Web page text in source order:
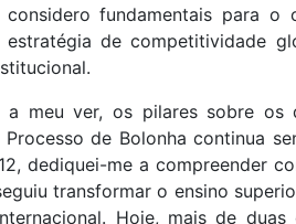
fundamentais para o
estratégia de competitividade
meu ver, os pilares sobre os
de Bolonha continua
dediquei-me a compreender
transformar o ensino
Hoje, mais de duas